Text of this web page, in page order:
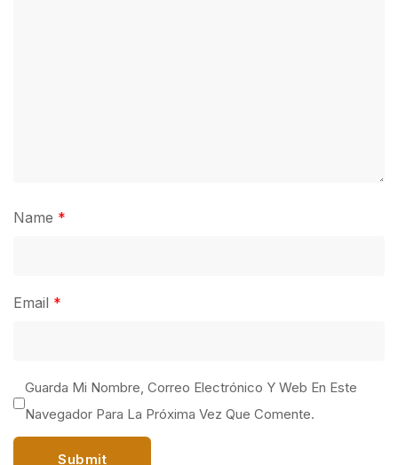
Name *
Email *
Guarda Mi Nombre, Correo Electrónico Y Web En Este
Navegador Para La Próxima Vez Que Comente.